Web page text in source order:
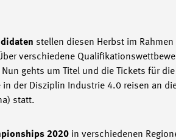
stellen diesen Herbst im Rahmen
verschiedene
gehts um Titel und die Tickets für die
der Disziplin Industrie 4.0 reisen an
statt.
2020 in verschiedenen